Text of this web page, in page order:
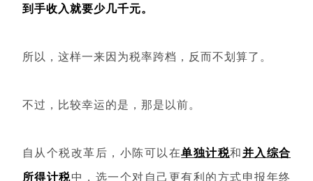
到手收入就要少几千元。
所以，这样一来因为税率跨档，反而不划算了。
不过，比较幸运的是，那是以前。
自从个税改革后，小陈可以在单独计税和并入综合
所得计税中，选一个对自己更有利的方式申报年终